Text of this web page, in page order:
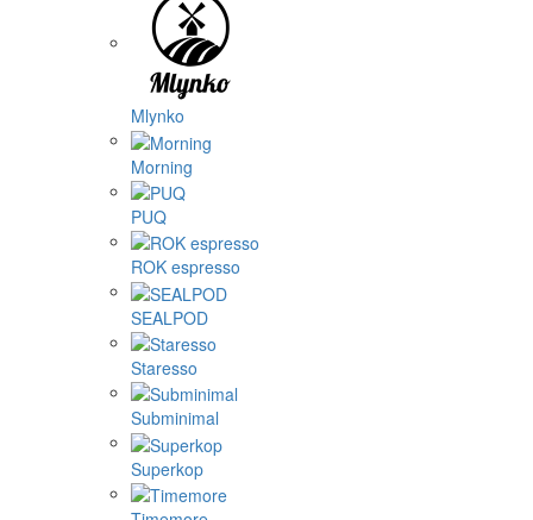
Mlynko
Morning
PUQ
ROK espresso
SEALPOD
Staresso
Subminimal
Superkop